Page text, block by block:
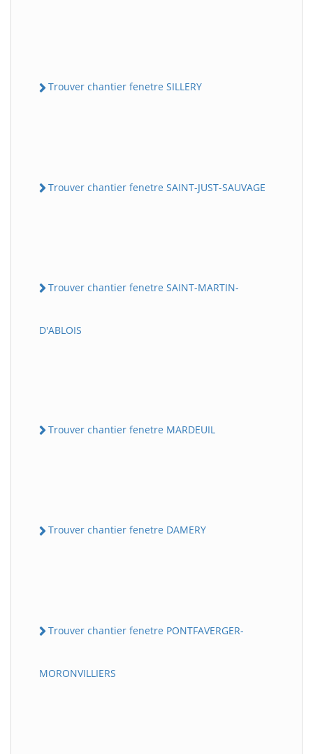
Trouver chantier fenetre SILLERY
Trouver chantier fenetre SAINT-JUST-SAUVAGE
Trouver chantier fenetre SAINT-MARTIN-
D'ABLOIS
Trouver chantier fenetre MARDEUIL
Trouver chantier fenetre DAMERY
Trouver chantier fenetre PONTFAVERGER-
MORONVILLIERS